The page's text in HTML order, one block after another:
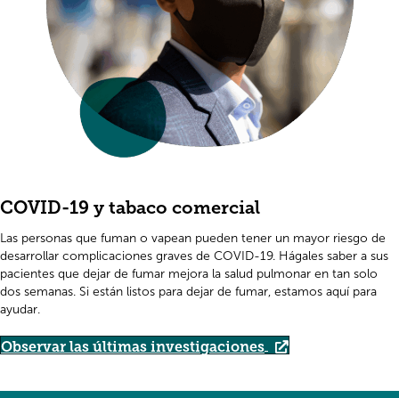
COVID-19 y tabaco comercial
Las personas que fuman o vapean pueden tener un mayor riesgo de
desarrollar complicaciones graves de COVID-19. Hágales saber a sus
pacientes que dejar de fumar mejora la salud pulmonar en tan solo
dos semanas. Si están listos para dejar de fumar, estamos aquí para
ayudar.
Observar las últimas investigaciones